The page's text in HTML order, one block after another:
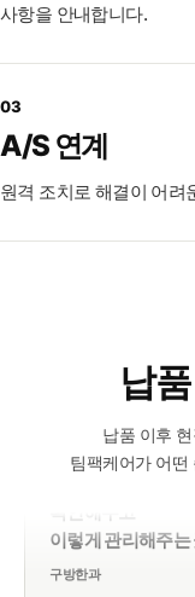
사항을 안내합니다.
03
A/S 연계
원격 조치로 해결이 어려
납
납품 이후
팀팩케어가 어떤
이렇게 대응하는
같아요.”
확인해주고
이렇게 관리해주
“이렇게 찾아